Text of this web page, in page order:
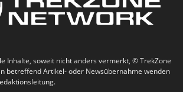
Inhalte, soweit nicht anders vermerkt, © TrekZone
betreffend Artikel- oder Newsübernahme wenden